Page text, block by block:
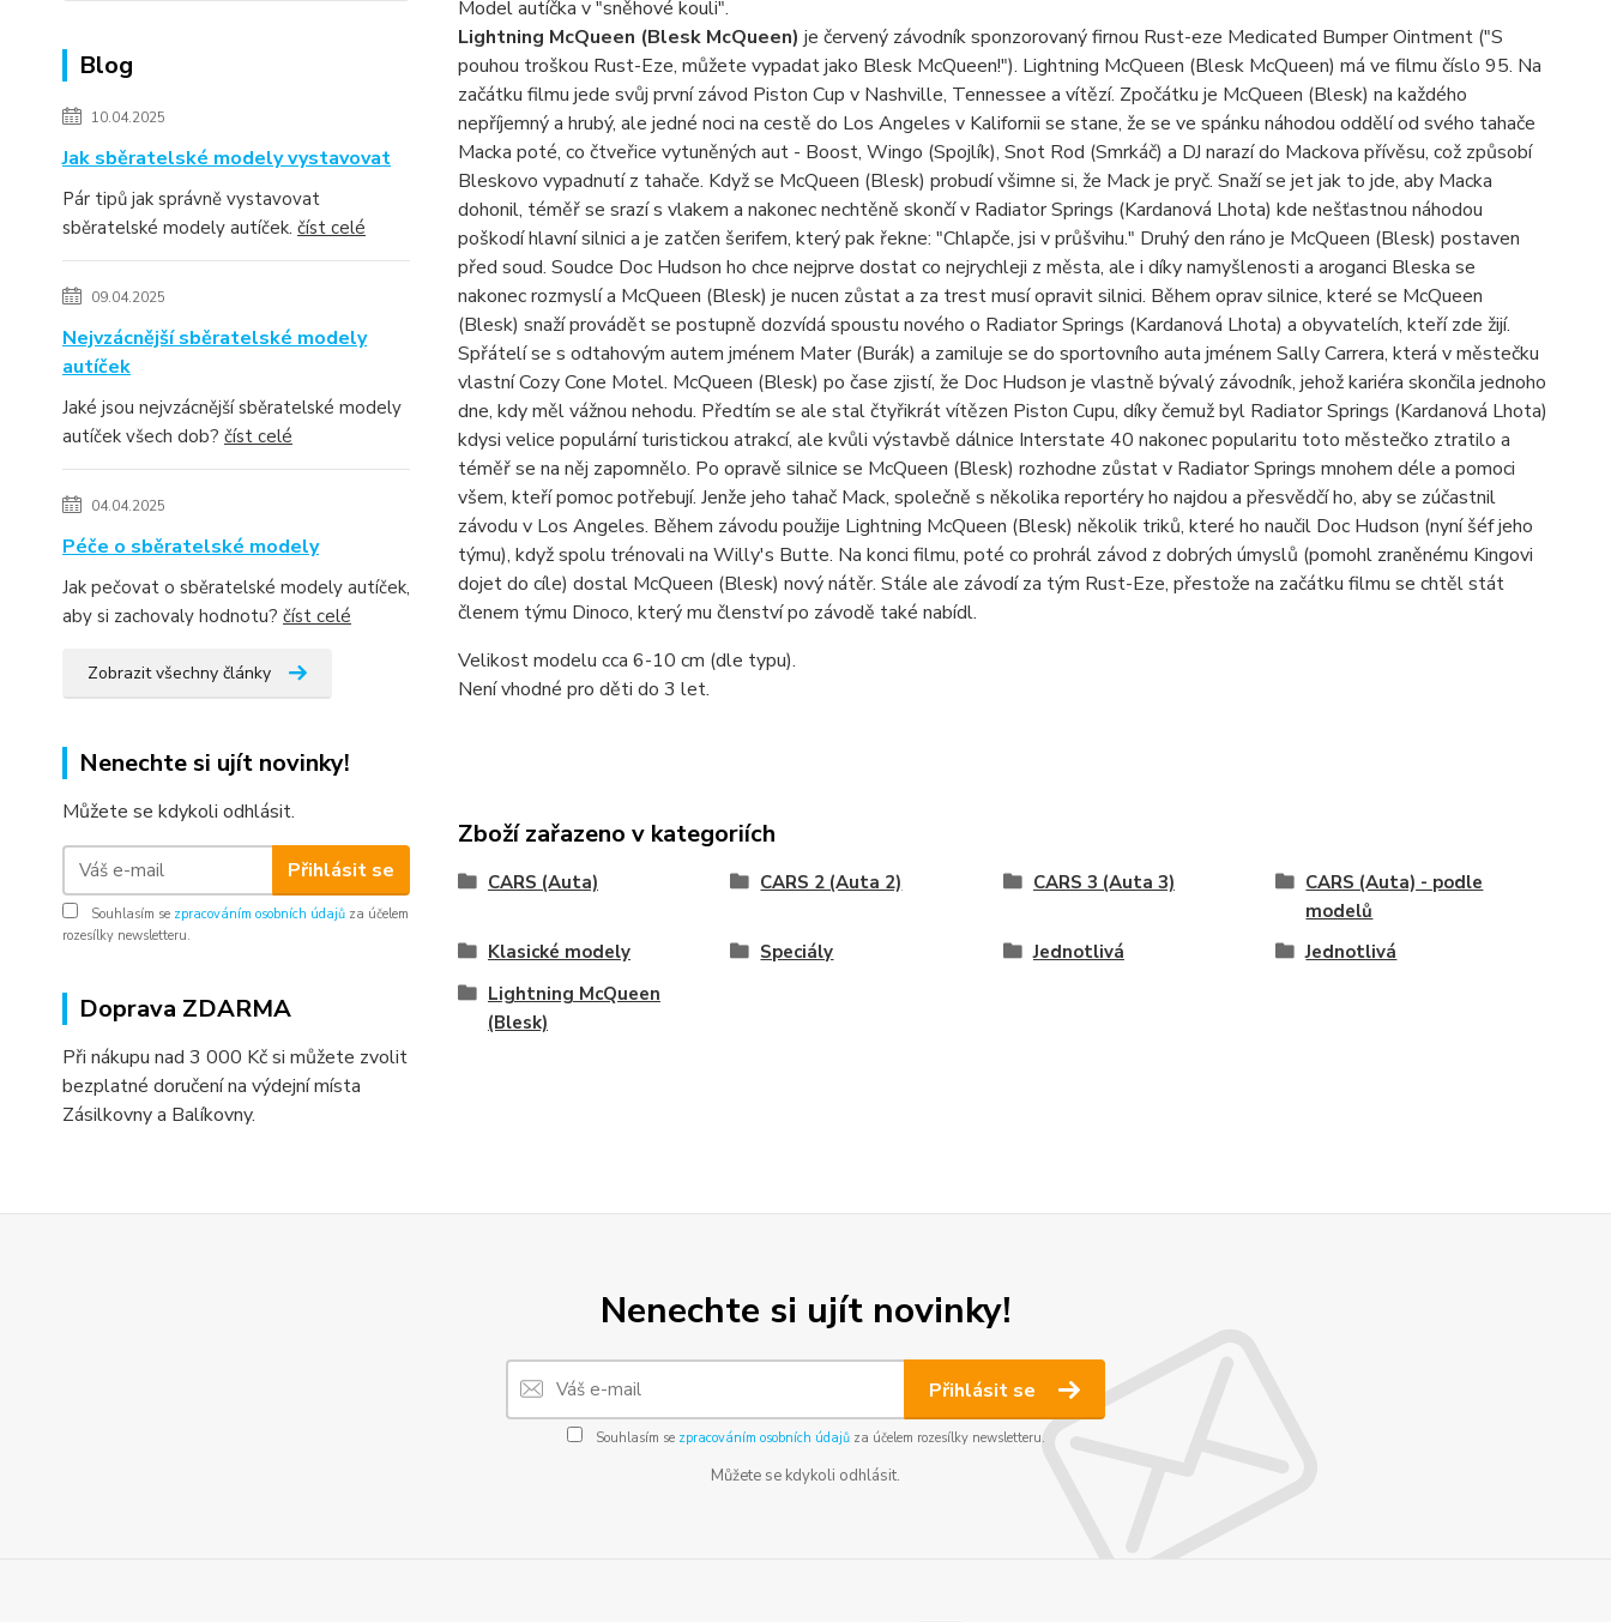
Blog
10.04.2025
Jak sběratelské modely vystavovat
Pár tipů jak správně vystavovat
sběratelské modely autíček. číst celé
09.04.2025
Nejvzácnější sběratelské modely
autíček
Jaké jsou nejvzácnější sběratelské modely
autíček všech dob? číst celé
04.04.2025
Péče o sběratelské modely
Jak pečovat o sběratelské modely autíček,
aby si zachovaly hodnotu? číst celé
Zobrazit všechny články
Nenechte si ujít novinky!
Můžete se kdykoli odhlásit.
Přihlásit se
Souhlasím se zpracováním osobních údajů za účelem
rozesílky newsletteru.
Doprava ZDARMA
Při nákupu nad 3 000 Kč si můžete zvolit
bezplatné doručení na výdejní místa
Zásilkovny a Balíkovny.
Model autíčka v "sněhové kouli".
Lightning McQueen (Blesk McQueen) je červený závodník sponzorovaný firnou Rust-eze Medicated Bumper Ointment ("S
pouhou troškou Rust-Eze, můžete vypadat jako Blesk McQueen!"). Lightning McQueen (Blesk McQueen) má ve filmu číslo 95. Na
začátku filmu jede svůj první závod Piston Cup v Nashville, Tennessee a vítězí. Zpočátku je McQueen (Blesk) na každého
nepříjemný a hrubý, ale jedné noci na cestě do Los Angeles v Kalifornii se stane, že se ve spánku náhodou oddělí od svého tahače
Macka poté, co čtveřice vytuněných aut - Boost, Wingo (Spojlík), Snot Rod (Smrkáč) a DJ narazí do Mackova přívěsu, což způsobí
Bleskovo vypadnutí z tahače. Když se McQueen (Blesk) probudí všimne si, že Mack je pryč. Snaží se jet jak to jde, aby Macka
dohonil, téměř se srazí s vlakem a nakonec nechtěně skončí v Radiator Springs (Kardanová Lhota) kde nešťastnou náhodou
poškodí hlavní silnici a je zatčen šerifem, který pak řekne: "Chlapče, jsi v průšvihu." Druhý den ráno je McQueen (Blesk) postaven
před soud. Soudce Doc Hudson ho chce nejprve dostat co nejrychleji z města, ale i díky namyšlenosti a aroganci Bleska se
nakonec rozmyslí a McQueen (Blesk) je nucen zůstat a za trest musí opravit silnici. Během oprav silnice, které se McQueen
(Blesk) snaží provádět se postupně dozvídá spoustu nového o Radiator Springs (Kardanová Lhota) a obyvatelích, kteří zde žijí.
Spřátelí se s odtahovým autem jménem Mater (Burák) a zamiluje se do sportovního auta jménem Sally Carrera, která v městečku
vlastní Cozy Cone Motel. McQueen (Blesk) po čase zjistí, že Doc Hudson je vlastně bývalý závodník, jehož kariéra skončila jednoho
dne, kdy měl vážnou nehodu. Předtím se ale stal čtyřikrát vítězen Piston Cupu, díky čemuž byl Radiator Springs (Kardanová Lhota)
kdysi velice populární turistickou atrakcí, ale kvůli výstavbě dálnice Interstate 40 nakonec popularitu toto městečko ztratilo a
téměř se na něj zapomnělo. Po opravě silnice se McQueen (Blesk) rozhodne zůstat v Radiator Springs mnohem déle a pomoci
všem, kteří pomoc potřebují. Jenže jeho tahač Mack, společně s několika reportéry ho najdou a přesvědčí ho, aby se zúčastnil
závodu v Los Angeles. Během závodu použije Lightning McQueen (Blesk) několik triků, které ho naučil Doc Hudson (nyní šéf jeho
týmu), když spolu trénovali na Willy's Butte. Na konci filmu, poté co prohrál závod z dobrých úmyslů (pomohl zraněnému Kingovi
dojet do cíle) dostal McQueen (Blesk) nový nátěr. Stále ale závodí za tým Rust-Eze, přestože na začátku filmu se chtěl stát
členem týmu Dinoco, který mu členství po závodě také nabídl.
Velikost modelu cca 6-10 cm (dle typu).
Není vhodné pro děti do 3 let.
Zboží zařazeno v kategoriích
CARS (Auta) CARS 2 (Auta 2) CARS 3 (Auta 3)
CARS (Auta) - podle
modelů
Klasické modely
Speciály Jednotlivá
Jednotlivá
Lightning McQueen
(Blesk)
Nenechte si ujít novinky!
Přihlásit se
Souhlasím se zpracováním osobních údajůza účelem rozesílky newsletteru.
Můžete se kdykoli odhlásit.